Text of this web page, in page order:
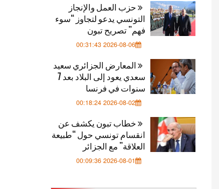
حزب العمل والإنجاز
التونسي يدعو لتجاوز “سوء
فهم” تصريح تبون
2026-08-06 00:31:43
المعارض الجزائري سعيد
سعدي يعود إلى البلاد بعد 7
سنوات في فرنسا
2026-08-02 00:18:24
خطاب تبون يكشف عن
انقسام تونسي حول “طبيعة
العلاقة” مع الجزائر
2026-08-01 00:09:36